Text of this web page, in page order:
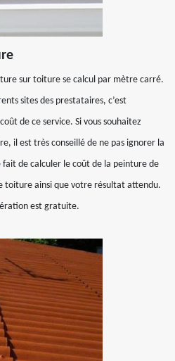
sur toiture se calcul par mètre carré.
sites des prestataires, c’est
de ce service. Si vous souhaitez
il est très conseillé de ne pas ignorer la
fait de calculer le coût de la peinture de
toiture ainsi que votre résultat attendu.
est gratuite.